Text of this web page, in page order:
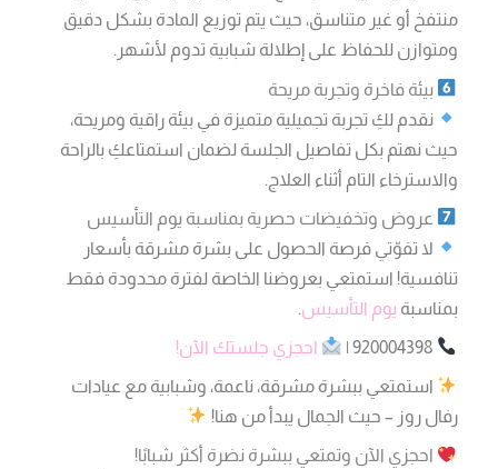
منتفخ أو غير متناسق، حيث يتم توزيع المادة بشكل دقيق
ومتوازن للحفاظ على إطلالة شبابية تدوم لأشهر.
بيئة فاخرة وتجربة مريحة
نقدم لكِ تجربة تجميلية متميزة في بيئة راقية ومريحة،
حيث نهتم بكل تفاصيل الجلسة لضمان استمتاعكِ بالراحة
والاسترخاء التام أثناء العلاج.
عروض وتخفيضات حصرية بمناسبة يوم التأسيس
لا تفوّتي فرصة الحصول على بشرة مشرقة بأسعار
تنافسية! استمتعي بعروضنا الخاصة لفترة محدودة فقط
بمناسبة يوم التأسيس.
احجزي جلستك الآن!
استمتعي ببشرة مشرقة، ناعمة، وشبابية مع عيادات
رفال روز – حيث الجمال يبدأ من هنا!
احجزي الآن وتمتعي ببشرة نضرة أكثر شبابًا!